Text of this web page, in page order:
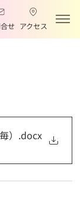
） .docx
アクセス
せ